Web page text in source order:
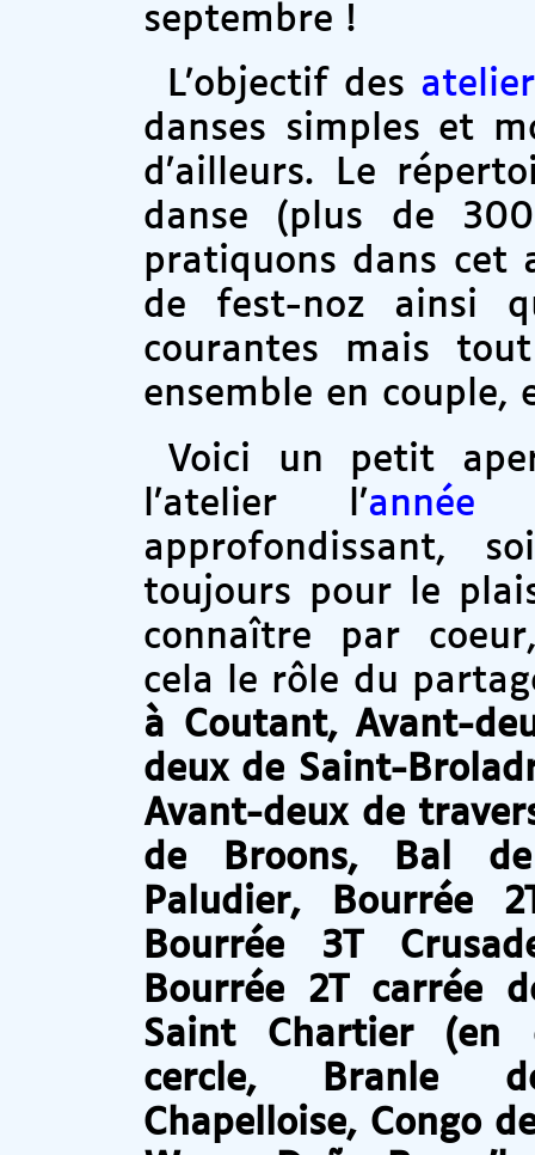
septembre !
L’objectif des
danses simples et
d’ailleurs. Le
danse (plus de
pratiquons dans cet
de fest-noz ainsi
courantes mais
ensemble en couple,
Voici un petit
l’atelier l’année
approfondissant,
toujours pour le
connaître par
cela le rôle du
à Coutant, Avant-
deux de Saint-
Avant-deux de
de Broons, Bal
Paludier, Bourrée
Bourrée 3T
Bourrée 2T carrée
Saint Chartier (en
cercle, Branle
Chapelloise, Congo